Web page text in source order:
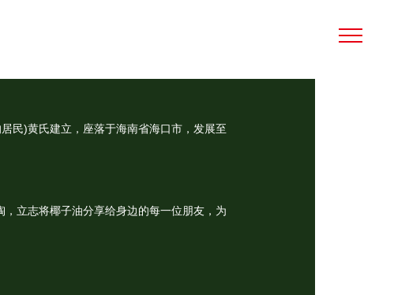
民)黄氏建立，座落于海南省海口市，发展至
立志将椰子油分享给身边的每一位朋友，为